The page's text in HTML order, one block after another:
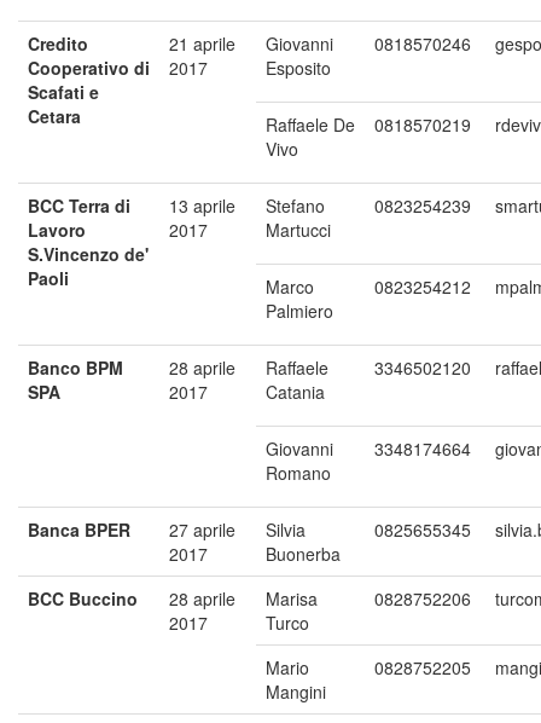
Credito
Cooperativo di
Scafati e
Cetara
21 aprile
2017
Giovanni
Esposito
0818570246
Raffaele De
Vivo
0818570219
BCC Terra di
Lavoro
S.Vincenzo de'
Paoli
13 aprile
2017
Stefano
Martucci
0823254239
Marco
Palmiero
0823254212
Banco BPM
SPA
28 aprile
2017
Raffaele
Catania
3346502120
Giovanni
Romano
3348174664
Banca BPER
27 aprile
2017
Silvia
Buonerba
0825655345
BCC Buccino
28 aprile
2017
Marisa
Turco
0828752206
Mario
Mangini
0828752205